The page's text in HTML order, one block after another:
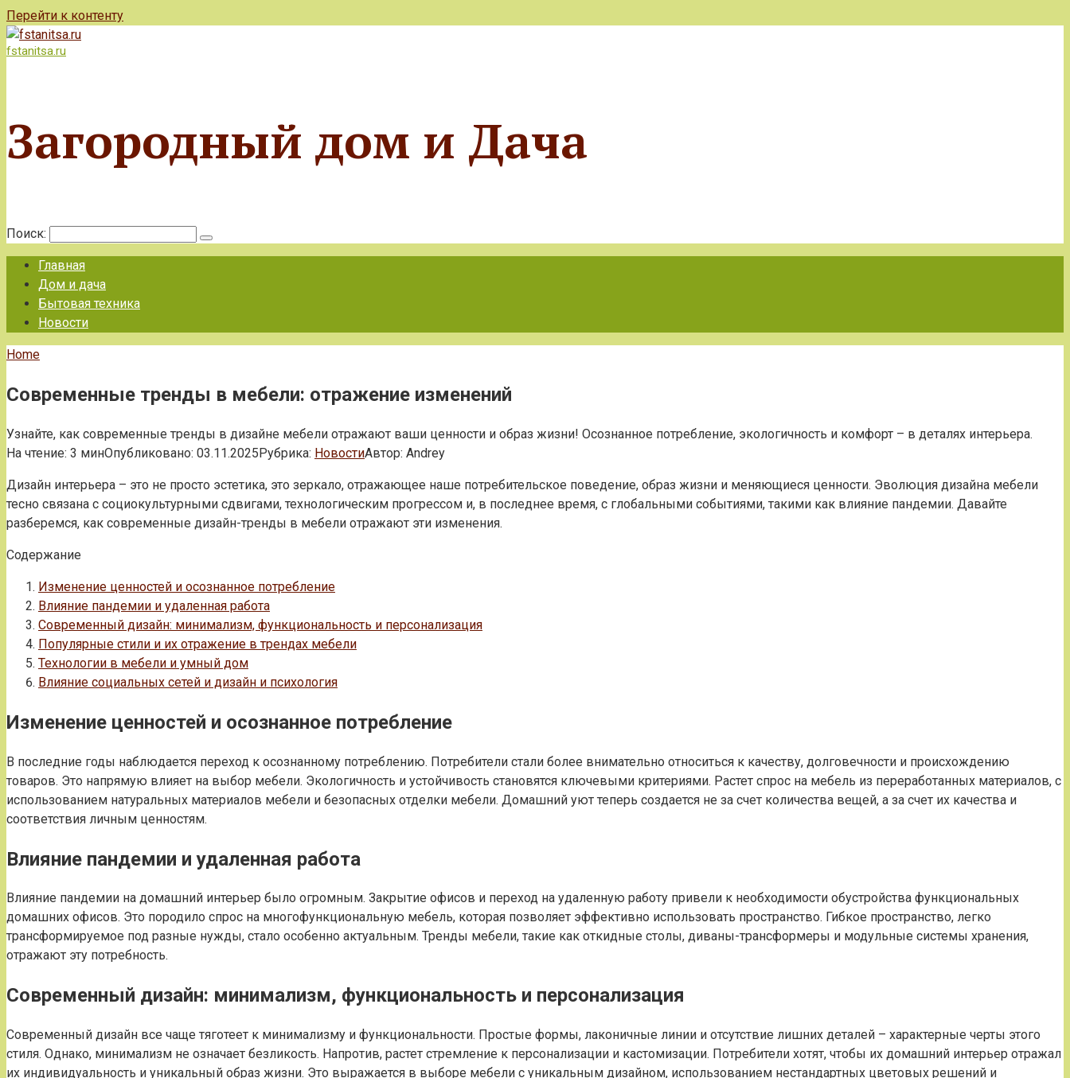
Перейти к контенту
fstanitsa.ru
Загородный дом и Дача
Поиск:
Главная
Дом и дача
Бытовая техника
Новости
Home
Современные тренды в мебели: отражение изменений
Узнайте, как современные тренды в дизайне мебели отражают ваши ценности и образ жизни! Осознанное потребление, экологичность и комфорт – в деталях интерьера.
На чтение: 3 минОпубликовано: 03.11.2025Рубрика: НовостиАвтор: Andrey
Дизайн интерьера – это не просто эстетика, это зеркало, отражающее наше потребительское поведение, образ жизни и меняющиеся ценности. Эволюция дизайна мебели
тесно связана с социокультурными сдвигами, технологическим прогрессом и, в последнее время, с глобальными событиями, такими как влияние пандемии. Давайте
разберемся, как современные дизайн-тренды в мебели отражают эти изменения.
Содержание
Изменение ценностей и осознанное потребление
Влияние пандемии и удаленная работа
Современный дизайн: минимализм, функциональность и персонализация
Популярные стили и их отражение в трендах мебели
Технологии в мебели и умный дом
Влияние социальных сетей и дизайн и психология
Изменение ценностей и осознанное потребление
В последние годы наблюдается переход к осознанному потреблению. Потребители стали более внимательно относиться к качеству, долговечности и происхождению
товаров. Это напрямую влияет на выбор мебели. Экологичность и устойчивость становятся ключевыми критериями. Растет спрос на мебель из переработанных материалов, с
использованием натуральных материалов мебели и безопасных отделки мебели. Домашний уют теперь создается не за счет количества вещей, а за счет их качества и
соответствия личным ценностям.
Влияние пандемии и удаленная работа
Влияние пандемии на домашний интерьер было огромным. Закрытие офисов и переход на удаленную работу привели к необходимости обустройства функциональных
домашних офисов. Это породило спрос на многофункциональную мебель, которая позволяет эффективно использовать пространство. Гибкое пространство, легко
трансформируемое под разные нужды, стало особенно актуальным. Тренды мебели, такие как откидные столы, диваны-трансформеры и модульные системы хранения,
отражают эту потребность.
Современный дизайн: минимализм, функциональность и персонализация
Современный дизайн все чаще тяготеет к минимализму и функциональности. Простые формы, лаконичные линии и отсутствие лишних деталей – характерные черты этого
стиля. Однако, минимализм не означает безликость. Напротив, растет стремление к персонализации и кастомизации. Потребители хотят, чтобы их домашний интерьер отражал
их индивидуальность и уникальный образ жизни. Это выражается в выборе мебели с уникальным дизайном, использованием нестандартных цветовых решений и